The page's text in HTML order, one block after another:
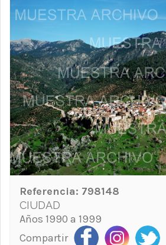
Referencia: 798148
CIUDAD
Años 1990 a 1999
Compartir